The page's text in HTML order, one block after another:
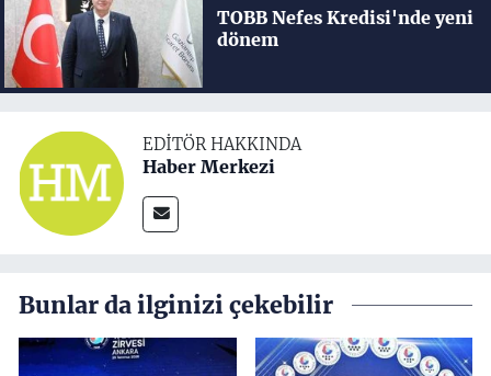
TOBB Nefes Kredisi'nde yeni
dönem
EDITÖR HAKKINDA
Haber Merkezi
Bunlar da ilginizi çekebilir